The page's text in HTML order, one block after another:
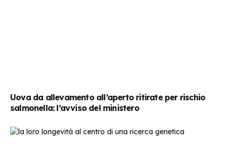
Uova da allevamento all’aperto ritirate per rischio
salmonella: l’avviso del ministero